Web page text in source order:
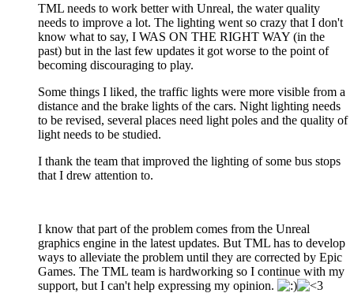
TML needs to work better with Unreal, the water quality
needs to improve a lot. The lighting went so crazy that I don't
know what to say, I WAS ON THE RIGHT WAY (in the
past) but in the last few updates it got worse to the point of
becoming discouraging to play.
Some things I liked, the traffic lights were more visible from a
distance and the brake lights of the cars. Night lighting needs
to be revised, several places need light poles and the quality of
light needs to be studied.
I thank the team that improved the lighting of some bus stops
that I drew attention to.
I know that part of the problem comes from the Unreal
graphics engine in the latest updates. But TML has to develop
ways to alleviate the problem until they are corrected by Epic
Games. The TML team is hardworking so I continue with my
support, but I can't help expressing my opinion.